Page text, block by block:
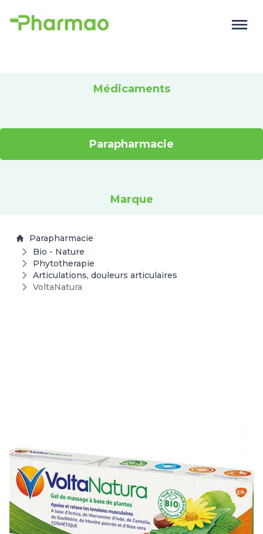
Médicaments
Parapharmacie
Marque
Parapharmacie
Bio - Nature
Phytotherapie
Articulations, douleurs articulaires
VoltaNatura